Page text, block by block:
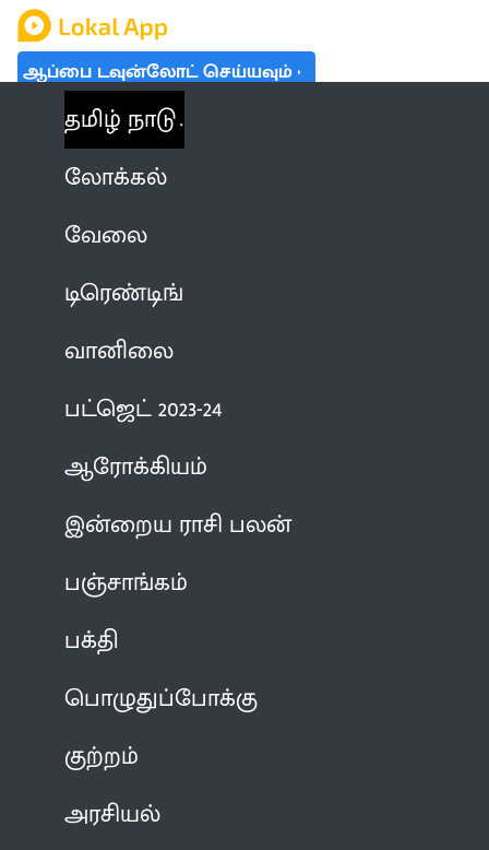
ஆப்பை டவுன்லோட் செய்யவும்
தமிழ் நாடு
லோக்கல்
வேலை
டிரெண்டிங்
வானிலை
பட்ஜெட் 2023-24
ஆரோக்கியம்
இன்றைய ராசி பலன்
பஞ்சாங்கம்
பக்தி
பொழுதுப்போக்கு
குற்றம்
அரசியல்